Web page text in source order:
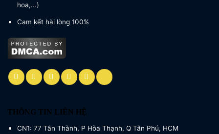
hoa,...)
Cam kết hài lòng 100%
THÔNG TIN LIÊN HỆ
CN1: 77 Tân Thành, P Hòa Thạnh, Q Tân Phú, HCM